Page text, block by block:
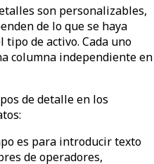
son personalizables,
de lo que se haya
tipo de activo. Cada uno
columna independiente en
de detalle en los
es para introducir texto
de operadores,